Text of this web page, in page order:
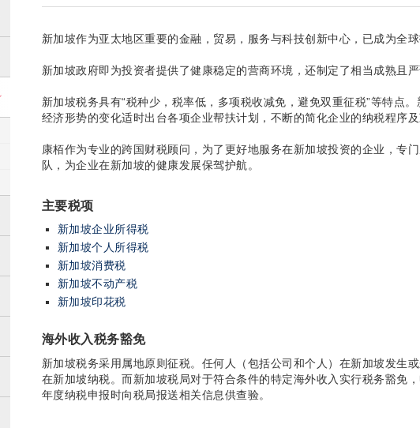
新加坡作为亚太地区重要的金融，贸易，服务与科技创新中心，已成为全
新加坡政府即为投资者提供了健康稳定的营商环境，还制定了相当成熟且严
新加坡税务具有“税种少，税率低，多项税收减免，避免双重征税”等特点
经济形势的变化适时出台各项企业帮扶计划，不断的简化企业的纳税程序及
康栢作为专业的跨国财税顾问，为了更好地服务在新加坡投资的企业，专
队，为企业在新加坡的健康发展保驾护航。
主要税项
新加坡企业所得税
新加坡个人所得税
新加坡消费税
新加坡不动产税
新加坡印花税
海外收入税务豁免
新加坡税务采用属地原则征税。任何人（包括公司和个人）在新加坡发生
在新加坡纳税。而新加坡税局对于符合条件的特定海外收入实行税务豁免
年度纳税申报时向税局报送相关信息供查验。